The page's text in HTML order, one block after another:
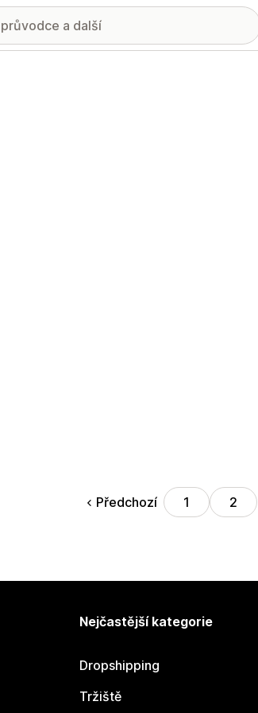
Předchozí 1 2
Nejčastější kategorie
Dropshipping
Tržiště